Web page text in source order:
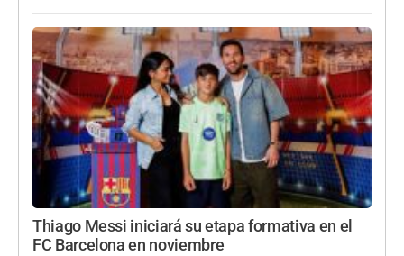
Thiago Messi iniciará su etapa formativa en el
FC Barcelona en noviembre